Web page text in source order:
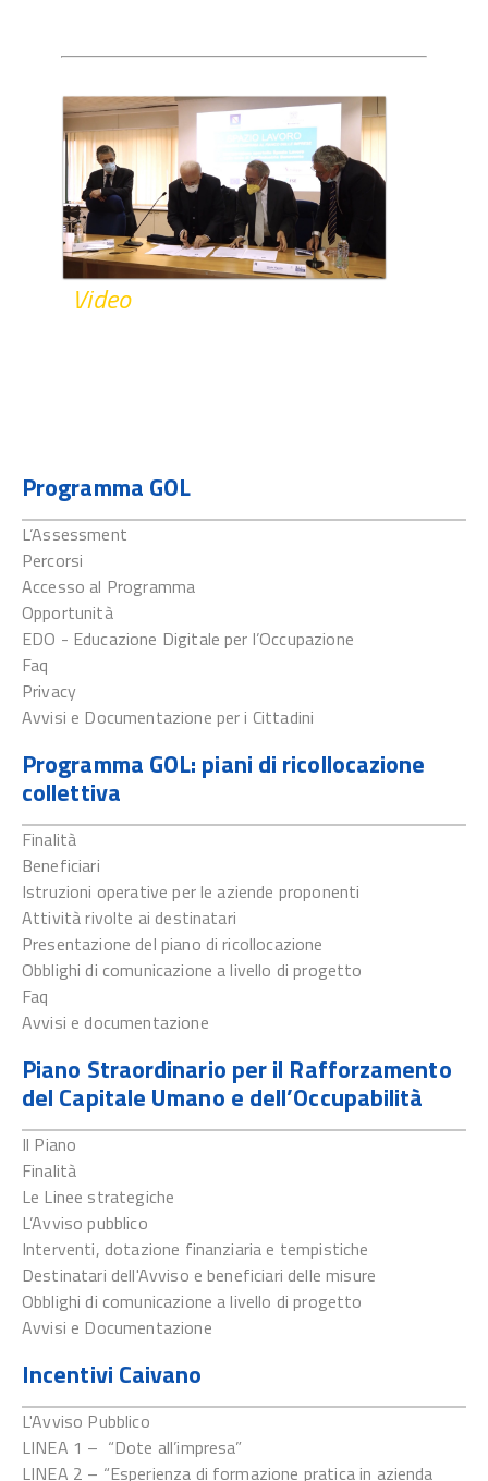
Video
Programma GOL
L’Assessment
Percorsi
Accesso al Programma
Opportunità
EDO - Educazione Digitale per l’Occupazione
Faq
Privacy
Avvisi e Documentazione per i Cittadini
Programma GOL: piani di ricollocazione
collettiva
Finalità
Beneficiari
Istruzioni operative per le aziende proponenti
Attività rivolte ai destinatari
Presentazione del piano di ricollocazione
Obblighi di comunicazione a livello di progetto
Faq
Avvisi e documentazione
Piano Straordinario per il Rafforzamento
del Capitale Umano e dell’Occupabilità
Il Piano
Finalità
Le Linee strategiche
L’Avviso pubblico
Interventi, dotazione finanziaria e tempistiche
Destinatari dell'Avviso e beneficiari delle misure
Obblighi di comunicazione a livello di progetto
Avvisi e Documentazione
Incentivi Caivano
L'Avviso Pubblico
LINEA 1 – “Dote all’impresa”
LINEA 2 – “Esperienza di formazione pratica in azienda